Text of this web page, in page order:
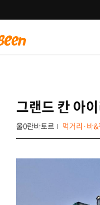
그랜드 칸 아
울0란바토르 먹거리·바&